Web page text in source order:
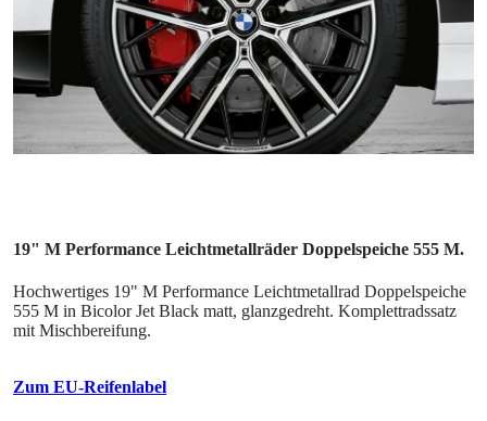
19" M Performance Leichtmetallräder Doppelspeiche 555 M.
Hochwertiges 19" M Performance Leichtmetallrad Doppelspeiche
555 M in Bicolor Jet Black matt, glanzgedreht. Komplettradssatz
mit Mischbereifung.
Zum EU-Reifenlabel